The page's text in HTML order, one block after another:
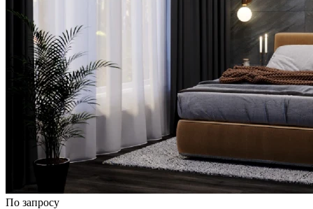
По запросу